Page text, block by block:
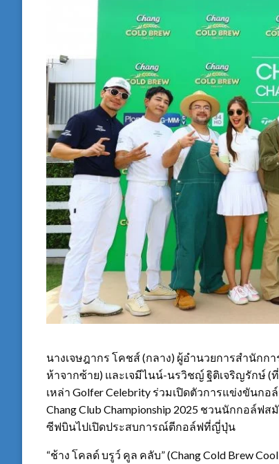
นางเจษฎากร โคชส์ (กลาง) ผู้อำนวยการสำนักก
ห้าจากซ้าย) และเจมีไนน์-นรวิชญ์ ฐิติเจริญรักษ์ (
เหล่า Golfer Celebrity ร่วมเปิดตัวการแข่งขันกอ
Chang Club Championship 2025 ชวนนักกอล์ฟ
ซีฟบินไปเปิดประสบการณ์ตีกอล์ฟที่ญี่ปุ่น
“ช้าง โคลด์ บรูว์ คูล คลับ” (Chang Cold Brew